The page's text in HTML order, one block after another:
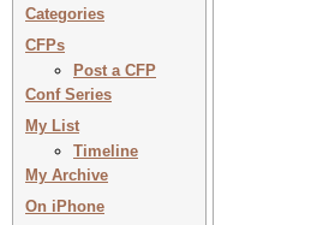
Categories
CFPs
Post a CFP
Conf Series
My List
Timeline
My Archive
On iPhone